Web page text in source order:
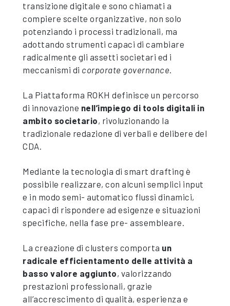
transizione digitale e sono chiamati a
compiere scelte organizzative, non solo
potenziando i processi tradizionali, ma
adottando strumenti capaci di cambiare
radicalmente gli assetti societari ed i
meccanismi di corporate governance.
La Piattaforma ROKH definisce un percorso
di innovazione nell’impiego di tools digitali in
ambito societario, rivoluzionando la
tradizionale redazione di verbali e delibere del
CDA.
Mediante la tecnologia di smart drafting è
possibile realizzare, con alcuni semplici input
e in modo semi- automatico flussi dinamici,
capaci di rispondere ad esigenze e situazioni
specifiche, nella fase pre- assembleare.
La creazione di clusters comporta un
radicale efficientamento delle attività a
basso valore aggiunto, valorizzando
prestazioni professionali, grazie
all’accrescimento di qualità, esperienza e